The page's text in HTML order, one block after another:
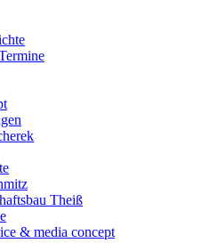
Theiß
& media concept